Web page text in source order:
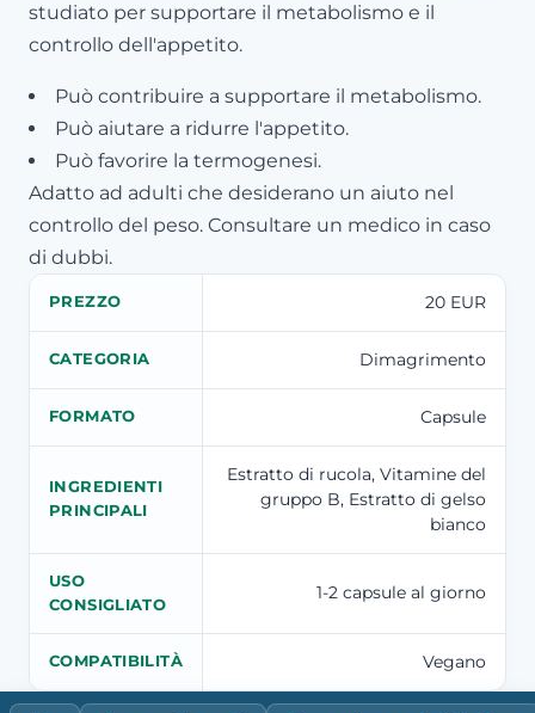
studiato per supportare il metabolismo e il
controllo dell'appetito.
Può contribuire a supportare il metabolismo.
Può aiutare a ridurre l'appetito.
Può favorire la termogenesi.
Adatto ad adulti che desiderano un aiuto nel
controllo del peso. Consultare un medico in caso
di dubbi.
PREZZO 20 EUR
CATEGORIA Dimagrimento
FORMATO Capsule
INGREDIENTI
PRINCIPALI
Estratto di rucola, Vitamine del
gruppo B, Estratto di gelso
bianco
USO
CONSIGLIATO
1-2 capsule al giorno
COMPATIBILITÀ Vegano